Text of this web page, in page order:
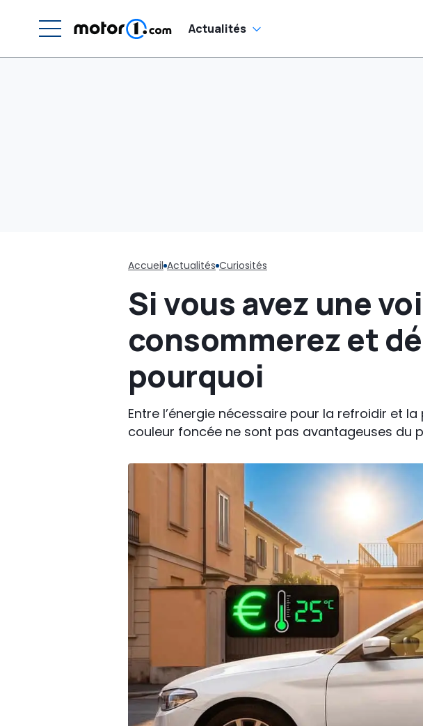
Actualités
Accueil Actualités Curiosités
Si vous avez une
consommerez et
pourquoi
Entre l’énergie nécessaire pour la refroidir et
couleur foncée ne sont pas avantageuses du